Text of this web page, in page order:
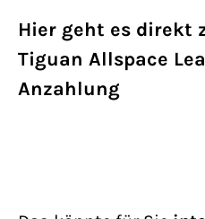
Hier geht es direkt
Tiguan Allspace
Anzahlung